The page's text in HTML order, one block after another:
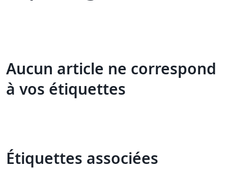
Aucun article ne correspond
à vos étiquettes
Étiquettes associées